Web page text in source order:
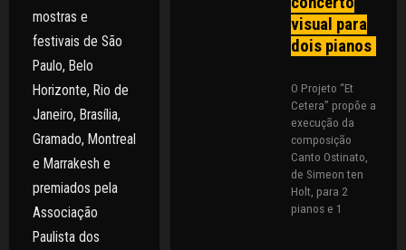
mostras e
festivais de São
Paulo, Belo
Horizonte, Rio de
Janeiro, Brasília,
Gramado, Montreal
e Marrakesh e
premiados pela
Associação
Paulista dos
visual para
dois pianos
O Projeto “Et
Cetera” propõe a
execução da
composição
Canto Ostinato,
de Simeon ten
Holt, para 2
pianos e 1